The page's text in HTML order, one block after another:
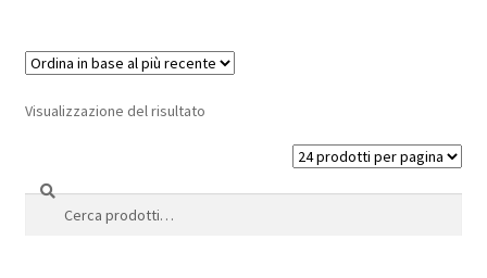
Visualizzazione del risultato
Cerca:
Cerca